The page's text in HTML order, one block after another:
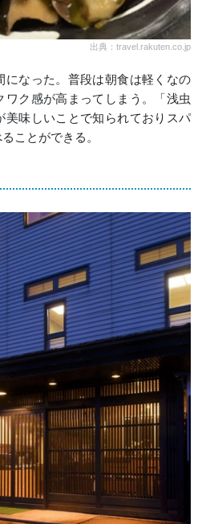
出典：travel.rakuten.co.jp
になった。普段は朝食は軽くなの
ク感が高まってしまう。「浅虫
味しいことで知られておりスパ
ことができる。